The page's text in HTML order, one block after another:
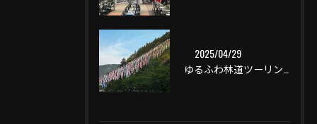
2025/04/29
ゆるふわ林道ツーリング